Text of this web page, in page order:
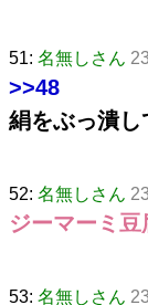
51: 名無しさん
>>48
絹をぶっ潰し
52: 名無しさん
ジーマーミ豆
53: 名無しさん